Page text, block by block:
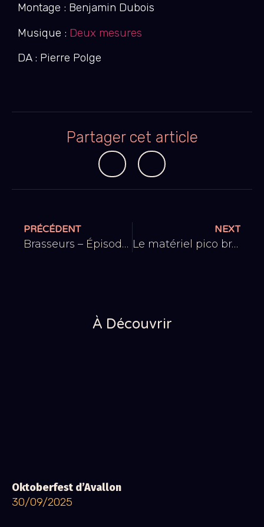
Montage : Benjamin Dubois
Musique : Deux mesures
DA : Pierre Polge
Partager cet article
PRÉCÉDENT
Brasseurs – Épisode 11 : Premières Bières
NEXT
Le matériel pico brasserie
À Découvrir
Oktoberfest d’Avallon
30/09/2025